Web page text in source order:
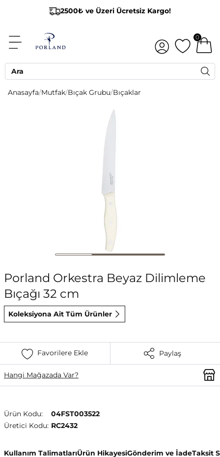
2500₺ ve Üzeri Ücretsiz Kargo!
0
Anasayfa/Mutfak/Bıçak Grubu/Bıçaklar
Porland Orkestra Beyaz Dilimleme
Bıçağı 32 cm
Koleksiyona Ait Tüm Ürünler
Favorilere Ekle Paylaş
Hangi Mağazada Var?
Ürün Kodu:
04FST003522
Üretici Kodu: RC2432
Kullanım TalimatlarıÜrün HikayesiGönderim ve İadeTaksit